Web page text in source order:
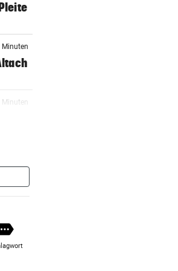
Minuten
Minuten